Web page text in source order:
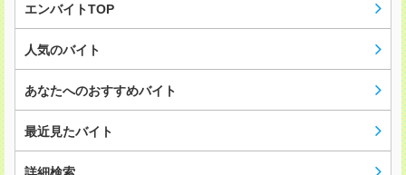
エンバイトTOP
人気のバイト
あなたへのおすすめバイト
最近見たバイト